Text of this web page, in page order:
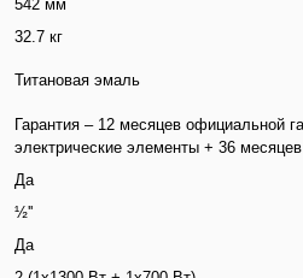
542 мм
32.7 кг
Титановая эмаль
Гарантия – 12 месяцев официальной
электрические элементы + 36
Да
½''
Да